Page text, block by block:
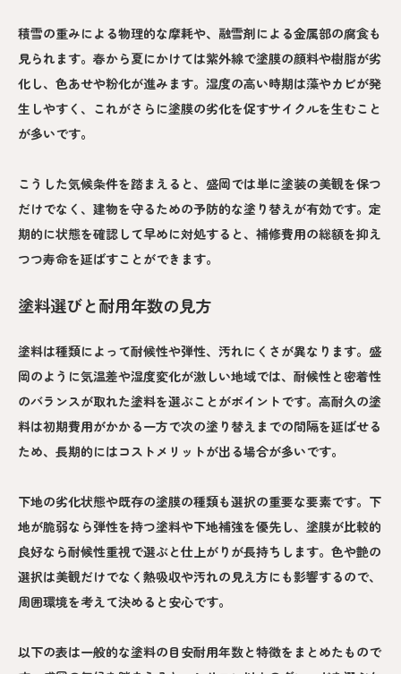
積雪の重みによる物理的な摩耗や、融雪剤による金属部の腐食も
見られます。春から夏にかけては紫外線で塗膜の顔料や樹脂が劣
化し、色あせや粉化が進みます。湿度の高い時期は藻やカビが発
生しやすく、これがさらに塗膜の劣化を促すサイクルを生むこと
が多いです。
こうした気候条件を踏まえると、盛岡では単に塗装の美観を保つ
だけでなく、建物を守るための予防的な塗り替えが有効です。定
期的に状態を確認して早めに対処すると、補修費用の総額を抑え
つつ寿命を延ばすことができます。
塗料選びと耐用年数の見方
塗料は種類によって耐候性や弾性、汚れにくさが異なります。盛
岡のように気温差や湿度変化が激しい地域では、耐候性と密着性
のバランスが取れた塗料を選ぶことがポイントです。高耐久の塗
料は初期費用がかかる一方で次の塗り替えまでの間隔を延ばせる
ため、長期的にはコストメリットが出る場合が多いです。
下地の劣化状態や既存の塗膜の種類も選択の重要な要素です。下
地が脆弱なら弾性を持つ塗料や下地補強を優先し、塗膜が比較的
良好なら耐候性重視で選ぶと仕上がりが長持ちします。色や艶の
選択は美観だけでなく熱吸収や汚れの見え方にも影響するので、
周囲環境を考えて決めると安心です。
以下の表は一般的な塗料の目安耐用年数と特徴をまとめたもので